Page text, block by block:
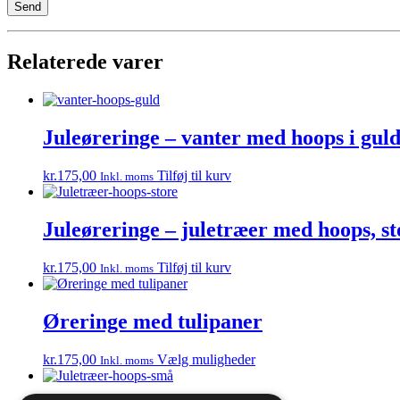
Relaterede varer
Juleøreringe – vanter med hoops i guld
kr.175,00 Inkl. moms Tilføj til kurv
Juleøreringe – juletræer med hoops,
kr.175,00 Inkl. moms Tilføj til kurv
Øreringe med tulipaner
kr.175,00 Inkl. moms Vælg mulighederDette
har